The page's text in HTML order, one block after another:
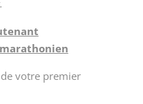
de votre premier